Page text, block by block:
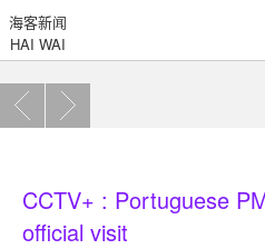
海客新闻
HAI WAI
CCTV+ : Portuguese
official visit